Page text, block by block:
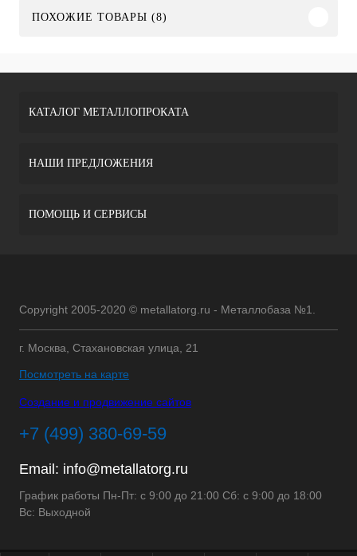
ПОХОЖИЕ ТОВАРЫ (8)
КАТАЛОГ МЕТАЛЛОПРОКАТА
НАШИ ПРЕДЛОЖЕНИЯ
ПОМОЩЬ И СЕРВИСЫ
Copyright 2005-2020 © metallatorg.ru - Металлобаза №1.
г. Москва, Стахановская улица, 21
Посмотреть на карте
Создание и продвижение сайтов
+7 (499) 380-69-59
Email: info@metallatorg.ru
График работы Пн-Пт: с 9:00 до 21:00 Сб: с 9:00 до 18:00
Вс: Выходной